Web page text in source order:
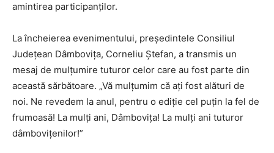
amintirea participanților.
La încheierea evenimentului, președintele Consiliul
Județean Dâmbovița, Corneliu Ștefan, a transmis un
mesaj de mulțumire tuturor celor care au fost parte din
această sărbătoare. „Vă mulțumim că ați fost alături de
noi. Ne revedem la anul, pentru o ediție cel puțin la fel de
frumoasă! La mulți ani, Dâmbovița! La mulți ani tuturor
dâmbovițenilor!”